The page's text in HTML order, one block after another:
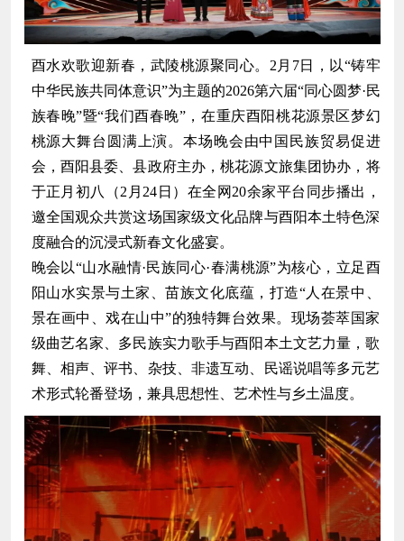
酉水欢歌迎新春， 武陵桃源聚同心。2月7日，以“铸牢
中华民族共同体意识”为主题的2026第六届“同心圆梦·民
族春晚”暨“我们酉春晚”，在重庆酉阳桃花源景区梦幻
桃源大舞台圆满上演。本场晚会由中国民族贸易促进
会 ，酉阳县委、县政府主办，桃花源文旅集团协办，将
于正月初八（2月24日）在全网20余家平台同步播出，
邀全国观众共赏这场国家级文化品牌与酉阳本土特色深
度融合的沉浸式新春文化盛宴。
晚会以“山水融情·民族同心·春满桃源”为核心，立足酉
阳山水实景与土家、苗族文化底蕴，打造“人在景中、
景在画中、戏在山中”的独特舞台效果。现场荟萃国家
级曲艺名家、多民族实力歌手与酉阳本土文艺力量，歌
舞、相声、评书、杂技、非遗互动、民谣说唱等多元艺
术形式轮番登场，兼具思想性、艺术性与乡土温度。